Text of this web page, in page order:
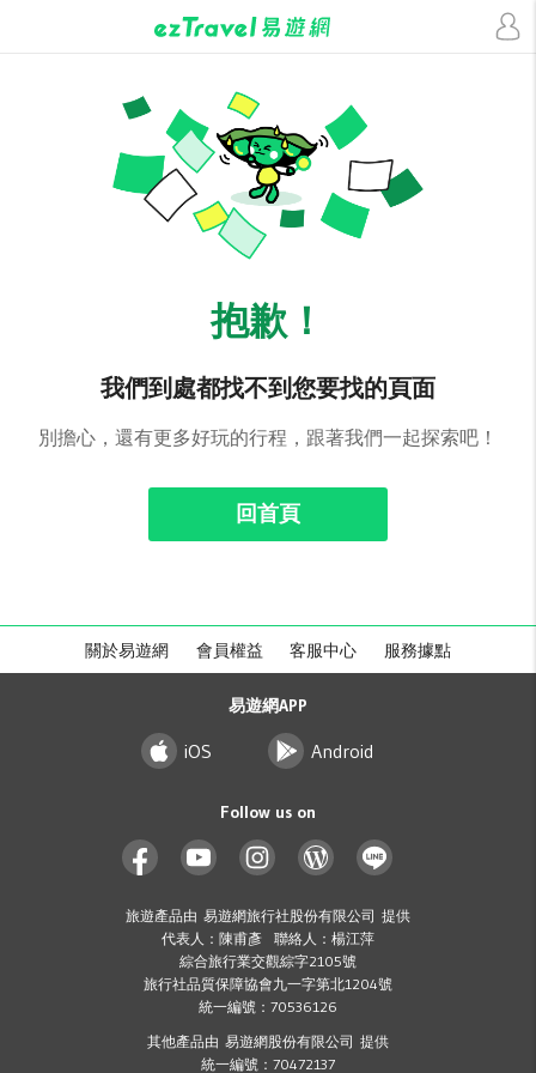
抱歉！
我們到處都找不到您要找的頁面
別擔心，還有更多好玩的行程，跟著我們一起探索吧！
回首頁
關於易遊網 會員權益 客服中心 服務據點
易遊網APP
iOS Android
Follow us on
旅遊產品由 易遊網旅行社股份有限公司 提供
代表人：陳甫彥 聯絡人：楊江萍
綜合旅行業交觀綜字2105號
旅行社品質保障協會九一字第北1204號
統一編號：70536126
其他產品由 易遊網股份有限公司 提供
統一編號：70472137